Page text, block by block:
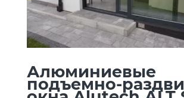
Алюминиевые
подъемно-